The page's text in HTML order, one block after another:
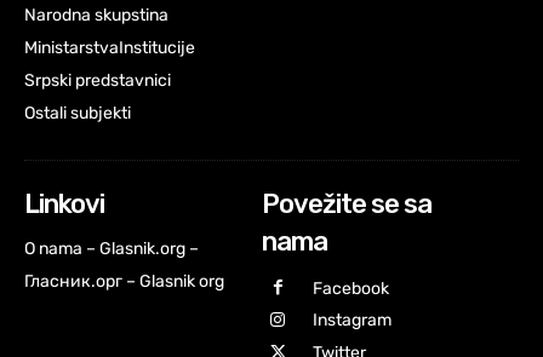
Narodna skupstina
MinistarstvaInstitucije
Srpski predstavnici
Ostali subjekti
Linkovi
O nama – Glasnik.org –
Гласник.орг – Glasnik org
Povežite se sa
nama
Facebook
Instagram
Twitter